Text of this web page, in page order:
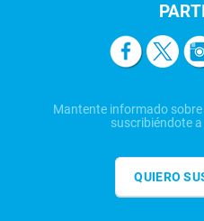
Mantente informado
suscribiéndote
QUIERO